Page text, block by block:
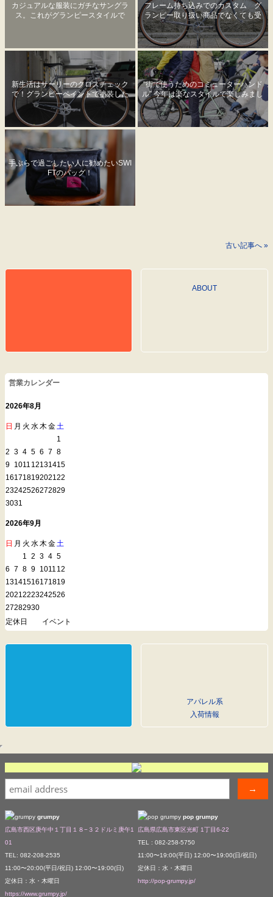
カジュアルな服装にガチなサングラ
ス。これがグランピースタイルで
フレーム持ち込みでのカスタム グ
ランピー取り扱い商品でなくても受
け付けています！
新生活はサーリーのクロスチェック
で！グランピーペイントで塗装した
渋い一台ができました。
“街で使うためのコミューターハンド
ル” 今年は楽なスタイルで楽しみまし
ょう。
手ぶらで過ごしたい人に勧めたいSWI
FTのバッグ！
古い記事へ »
ABOUT
営業カレンダー
2026年8月
日 月 火 水木金土
1
2 3 4 5 6 7 8
9 1011 12131415
16171819202122
23242526272829
3031
2026年9月
日 月 火 水木金土
1 2 3 4 5
6 7 8 9 1011 12
13141516171819
20212223242526
27282930
定休日
イベント
アパレル系
入荷情報
grumpy
広島市西区庚午中１丁目１８−３２ドルミ庚午1
01
TEL: 082-208-2535
11:00〜20:00(平日/祝日) 12:00〜19:00(日)
定休日：水・木曜日
https://www.grumpy.jp/
pop grumpy
広島県広島市東区光町 1丁目6-22
TEL : 082-258-5750
11:00〜19:00(平日) 12:00〜19:00(日/祝日)
定休日：水・木曜日
http://pop-grumpy.jp/